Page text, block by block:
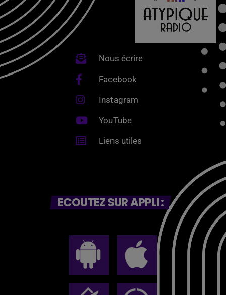
Nous écrire
Facebook
Instagram
YouTube
Liens utiles
ECOUTEZ SUR APPLI :